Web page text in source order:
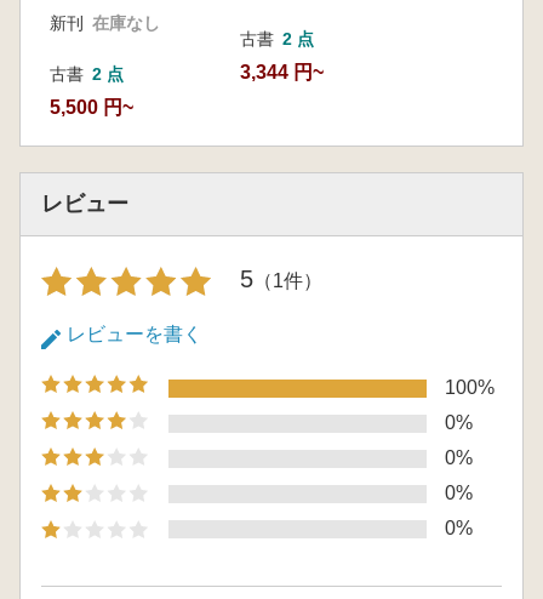
新刊 在庫なし
古書 2 点
5,500 円~
古書 2 点
3,344 円~
レビュー
5 （1件）
レビューを書く
100%
0%
0%
0%
0%